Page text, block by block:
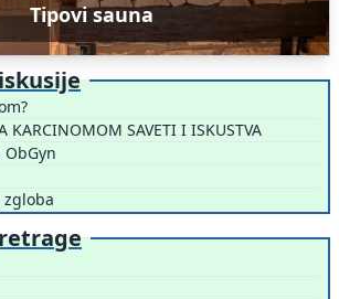
Tipovi sauna
KARCINOMOM SAVETI I ISKUSTVA
ObGyn